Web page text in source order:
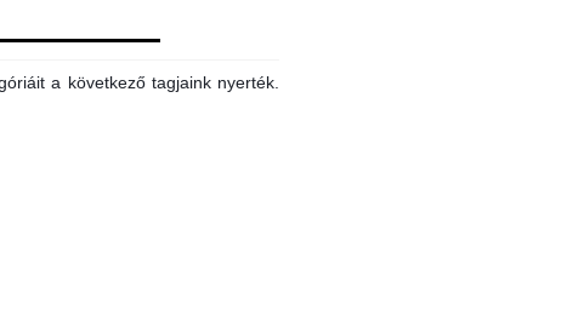
a következő tagjaink nyerték.